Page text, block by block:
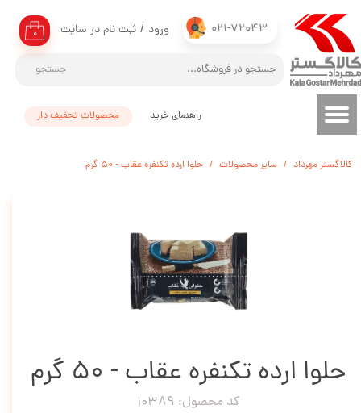
021-72043
جستجو
۰ ورود / ثبت نام در سایت
حساب کاربری من
تغییر گذر واژه
سفارشات
محصولات تحفیف دار راهنمای خرید
کالاگستر مهرداد سایر محصولات حلوا ارده تکنفره عقاب - 50 گرم
حلوا ارده تکنفره عقاب - 50 گرم
کد محصول: 10389